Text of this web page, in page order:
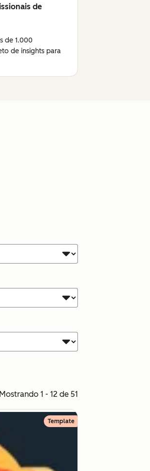
de
de 1.000
de insights para
Mostrando 1 - 12 de 51
Template